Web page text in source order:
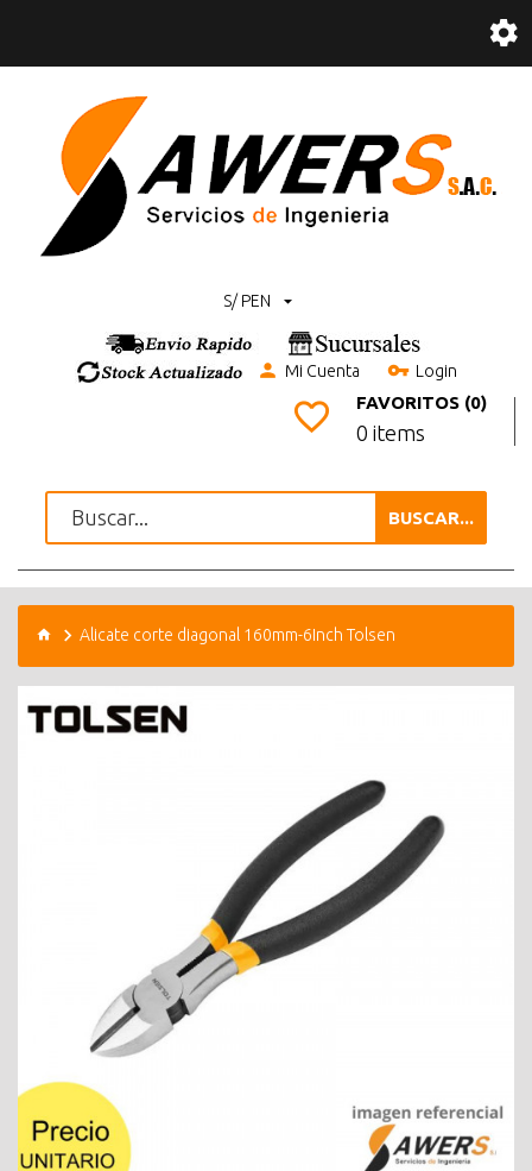
S/ PEN
Mi Cuenta Login
FAVORITOS (0)
0 items
BUSCAR...
Alicate corte diagonal 160mm-6Inch Tolsen